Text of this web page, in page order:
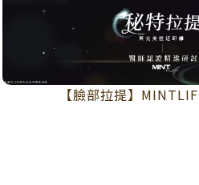
【臉部拉提】